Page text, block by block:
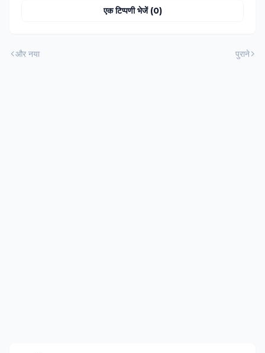
एक टिप्पणी भेजें (0)
और नया पुराने